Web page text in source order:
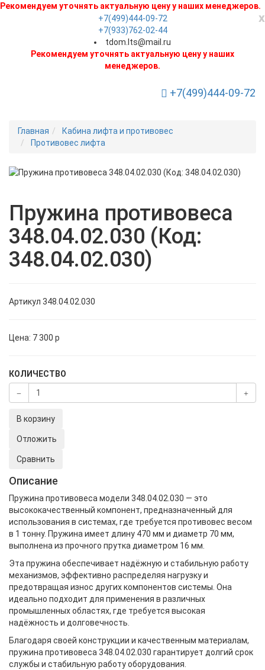
Рекомендуем уточнять актуальную цену у наших менеджеров.
x
+7(499)444-09-72
+7(933)762-02-44
tdom.lts@mail.ru
Рекомендуем уточнять актуальную цену у наших
менеджеров.
+7(499)444-09-72
Toggle Navigation
Главная
Кабина лифта и противовес
Противовес лифта
Пружина противовеса
348.04.02.030 (Код:
348.04.02.030)
Артикул 348.04.02.030
Цена: 7 300 p
КОЛИЧЕСТВО
В корзину
Отложить
Сравнить
Описание
Пружина противовеса модели 348.04.02.030 — это
высококачественный компонент, предназначенный для
использования в системах, где требуется противовес весом
в 1 тонну. Пружина имеет длину 470 мм и диаметр 70 мм,
выполнена из прочного прутка диаметром 16 мм.
Эта пружина обеспечивает надёжную и стабильную работу
механизмов, эффективно распределяя нагрузку и
предотвращая износ других компонентов системы. Она
идеально подходит для применения в различных
промышленных областях, где требуется высокая
надёжность и долговечность.
Благодаря своей конструкции и качественным материалам,
пружина противовеса 348.04.02.030 гарантирует долгий срок
службы и стабильную работу оборудования.